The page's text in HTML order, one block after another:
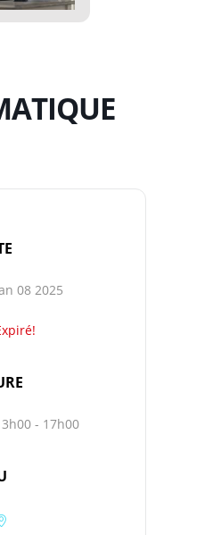
08 2025
- 17h00